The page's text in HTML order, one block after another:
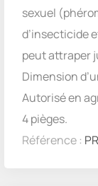
sexuel
d’insecticide
peut attraper
Dimension
Autorisé en
4 pièges.
Référence :